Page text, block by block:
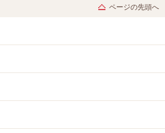
ページの先頭へ